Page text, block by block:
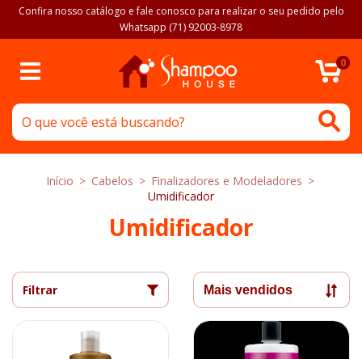
Confira nosso catálogo e fale conosco para realizar o seu pedido pelo
Whatsapp (71) 92003-8978
0
Início > Cabelos > Finalizadores e Modeladores >
Umidificador
Umidificador
Filtrar